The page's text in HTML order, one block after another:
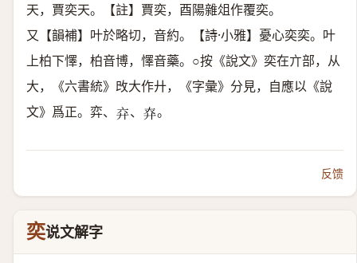
天，賈奕天。【註】賈奕，酉陽雜俎作覆奕。
又【韻補】叶於略切，音約。【詩·小雅】憂心奕奕。叶
上柏下懌，柏音博，懌音藥。○按《說文》奕在亣部，从
大，《六書統》攺大作廾，《字彙》分見，自應以《說
文》爲正。弈、 𢌸 、 𢌾 。
反馈
奕说文解字